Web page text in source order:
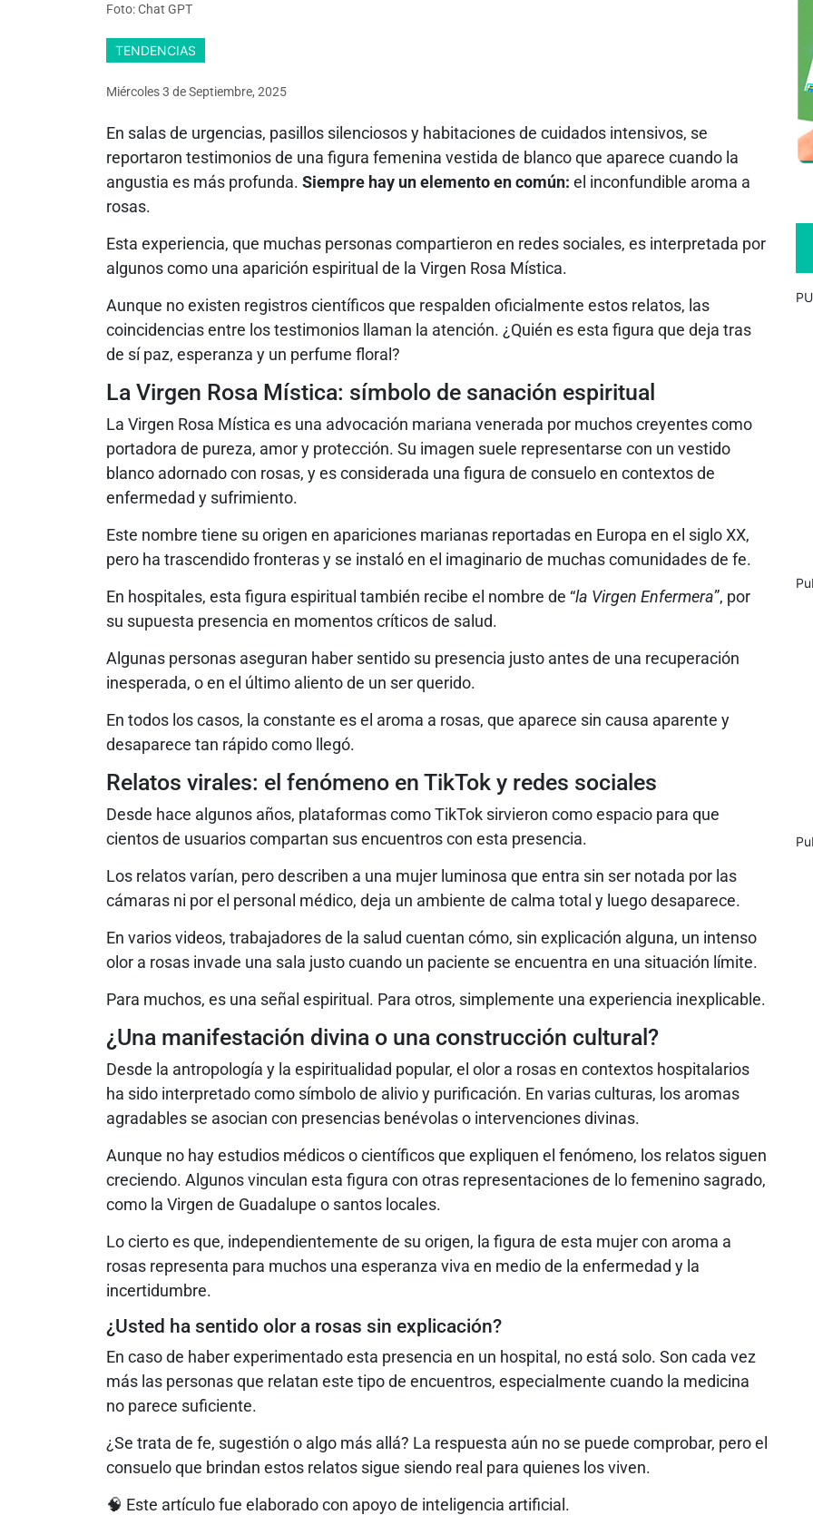
Foto: Chat GPT
TENDENCIAS
Miércoles 3 deSeptiembre, 2025
En salas de urgencias, pasillos silenciosos y habitaciones de cuidados intensivos, se
reportaron testimonios de una figura femenina vestida de blanco que aparece cuando la
angustia es más profunda. Siempre hay un elemento en común: el inconfundible aroma a
rosas.
Esta experiencia, que muchas personas compartieron en redes sociales, es interpretada por
algunos como una aparición espiritual de la Virgen Rosa Mística.
Aunque no existen registros científicos que respalden oficialmente estos relatos, las
coincidencias entre los testimonios llaman la atención. ¿Quién es esta figura que deja tras
de sí paz, esperanza y un perfume floral?
La Virgen Rosa Mística: símbolo de sanación espiritual
La Virgen Rosa Mística es una advocación mariana venerada por muchos creyentes como
portadora de pureza, amor y protección. Su imagen suele representarse con un vestido
blanco adornado con rosas, y es considerada una figura de consuelo en contextos de
enfermedad y sufrimiento.
Este nombre tiene su origen en apariciones marianas reportadas en Europa en el siglo XX,
pero ha trascendido fronteras y se instaló en el imaginario de muchas comunidades de fe.
En hospitales, esta figura espiritual también recibe el nombre de “la Virgen Enfermera”, por
su supuesta presencia en momentos críticos de salud.
Algunas personas aseguran haber sentido su presencia justo antes de una recuperación
inesperada, o en el último aliento de un ser querido.
En todos los casos, la constante es el aroma a rosas, que aparece sin causa aparente y
desaparece tan rápido como llegó.
Relatos virales: el fenómeno en TikTok y redes sociales
Desde hace algunos años, plataformas como TikTok sirvieron como espacio para que
cientos de usuarios compartan sus encuentros con esta presencia.
Los relatos varían, pero describen a una mujer luminosa que entra sin ser notada por las
cámaras ni por el personal médico, deja un ambiente de calma total y luego desaparece.
En varios videos, trabajadores de la salud cuentan cómo, sin explicación alguna, un intenso
olor a rosas invade una sala justo cuando un paciente se encuentra en una situación límite.
Para muchos, es una señal espiritual. Para otros, simplemente una experiencia inexplicable.
¿Una manifestación divina o una construcción cultural?
Desde la antropología y la espiritualidad popular, el olor a rosas en contextos hospitalarios
ha sido interpretado como símbolo de alivio y purificación. En varias culturas, los aromas
agradables se asocian con presencias benévolas o intervenciones divinas.
Aunque no hay estudios médicos o científicos que expliquen el fenómeno, los relatos siguen
creciendo. Algunos vinculan esta figura con otras representaciones de lo femenino sagrado,
como la Virgen de Guadalupe o santos locales.
Lo cierto es que, independientemente de su origen, la figura de esta mujer con aroma a
rosas representa para muchos una esperanza viva en medio de la enfermedad y la
incertidumbre.
¿Usted ha sentido olor a rosas sin explicación?
En caso de haber experimentado esta presencia en un hospital, no está solo. Son cada vez
más las personas que relatan este tipo de encuentros, especialmente cuando la medicina
no parece suficiente.
¿Se trata de fe, sugestión o algo más allá? La respuesta aún no se puede comprobar, pero el
consuelo que brindan estos relatos sigue siendo real para quienes los viven.
🧠 Este artículo fue elaborado con apoyo de inteligencia artificial.